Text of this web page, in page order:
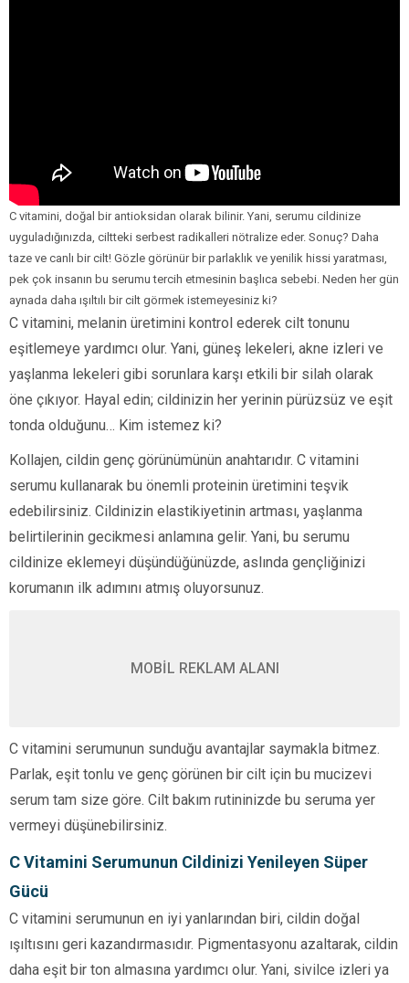
C vitamini, doğal bir antioksidan olarak bilinir. Yani, serumu cildinize
uyguladığınızda, ciltteki serbest radikalleri nötralize eder. Sonuç? Daha
taze ve canlı bir cilt! Gözle görünür bir parlaklık ve yenilik hissi yaratması,
pek çok insanın bu serumu tercih etmesinin başlıca sebebi. Neden her gün
aynada daha ışıltılı bir cilt görmek istemeyesiniz ki?
C vitamini, melanin üretimini kontrol ederek cilt tonunu
eşitlemeye yardımcı olur. Yani, güneş lekeleri, akne izleri ve
yaşlanma lekeleri gibi sorunlara karşı etkili bir silah olarak
öne çıkıyor. Hayal edin; cildinizin her yerinin pürüzsüz ve eşit
tonda olduğunu… Kim istemez ki?
Kollajen, cildin genç görünümünün anahtarıdır. C vitamini
serumu kullanarak bu önemli proteinin üretimini teşvik
edebilirsiniz. Cildinizin elastikiyetinin artması, yaşlanma
belirtilerinin gecikmesi anlamına gelir. Yani, bu serumu
cildinize eklemeyi düşündüğünüzde, aslında gençliğinizi
korumanın ilk adımını atmış oluyorsunuz.
MOBİL REKLAM ALANI
C vitamini serumunun sunduğu avantajlar saymakla bitmez.
Parlak, eşit tonlu ve genç görünen bir cilt için bu mucizevi
serum tam size göre. Cilt bakım rutininizde bu seruma yer
vermeyi düşünebilirsiniz.
C Vitamini Serumunun Cildinizi Yenileyen Süper
Gücü
C vitamini serumunun en iyi yanlarından biri, cildin doğal
ışıltısını geri kazandırmasıdır. Pigmentasyonu azaltarak, cildin
daha eşit bir ton almasına yardımcı olur. Yani, sivilce izleri ya